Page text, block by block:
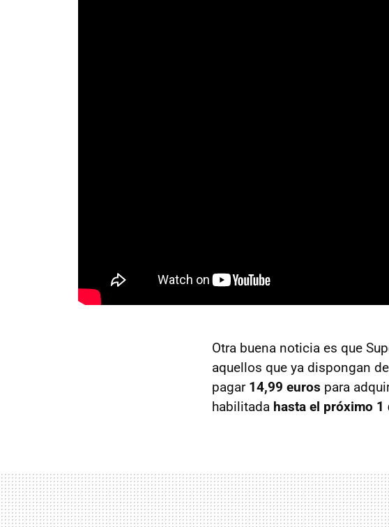
Otra buena noticia es que
aquellos que ya dispongan de
pagar 14,99 euros para
habilitada hasta el próximo 1